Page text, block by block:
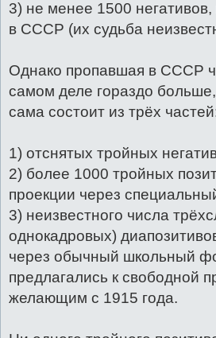
3) не менее 1500
в СССР (их судьба
Однако пропавшая в СССР
самом деле гораздо больше,
сама состоит из трёх
1) отснятых тройных
2) более 1000 тройных
проекции через
3) неизвестного числа
однокадровых)
через обычный школьный
предлагались к свободной
желающим с 1915 года.